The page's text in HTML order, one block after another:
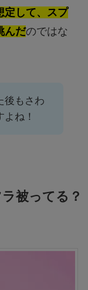
定して、スプ
んだのではな
後もさわ
ね！
被ってる？